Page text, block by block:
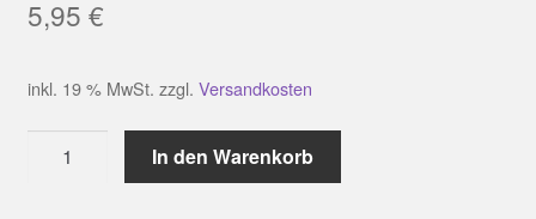
5,95 €
inkl. 19 % MwSt. zzgl. Versandkosten
In den Warenkorb